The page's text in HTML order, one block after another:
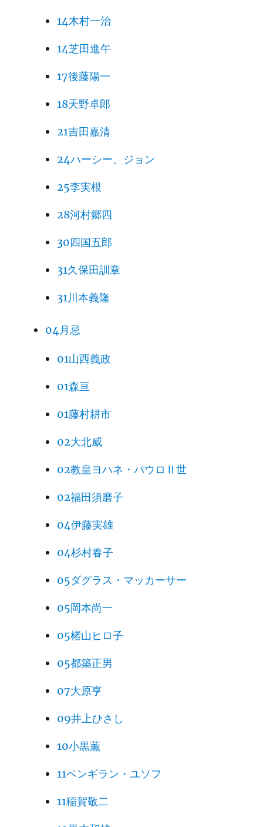
14木村一治
14芝田進午
17後藤陽一
18天野卓郎
21吉田嘉清
24ハーシー、ジョン
25李実根
28河村郷四
30四国五郎
31久保田訓章
31川本義隆
04月忌
01山西義政
01森亘
01藤村耕市
02大北威
02教皇ヨハネ・パウロⅡ世
02福田須磨子
04伊藤実雄
04杉村春子
05ダグラス・マッカーサー
05岡本尚一
05楮山ヒロ子
05都築正男
07大原亨
09井上ひさし
10小黒薫
11ペンギラン・ユソフ
11稲賀敬二